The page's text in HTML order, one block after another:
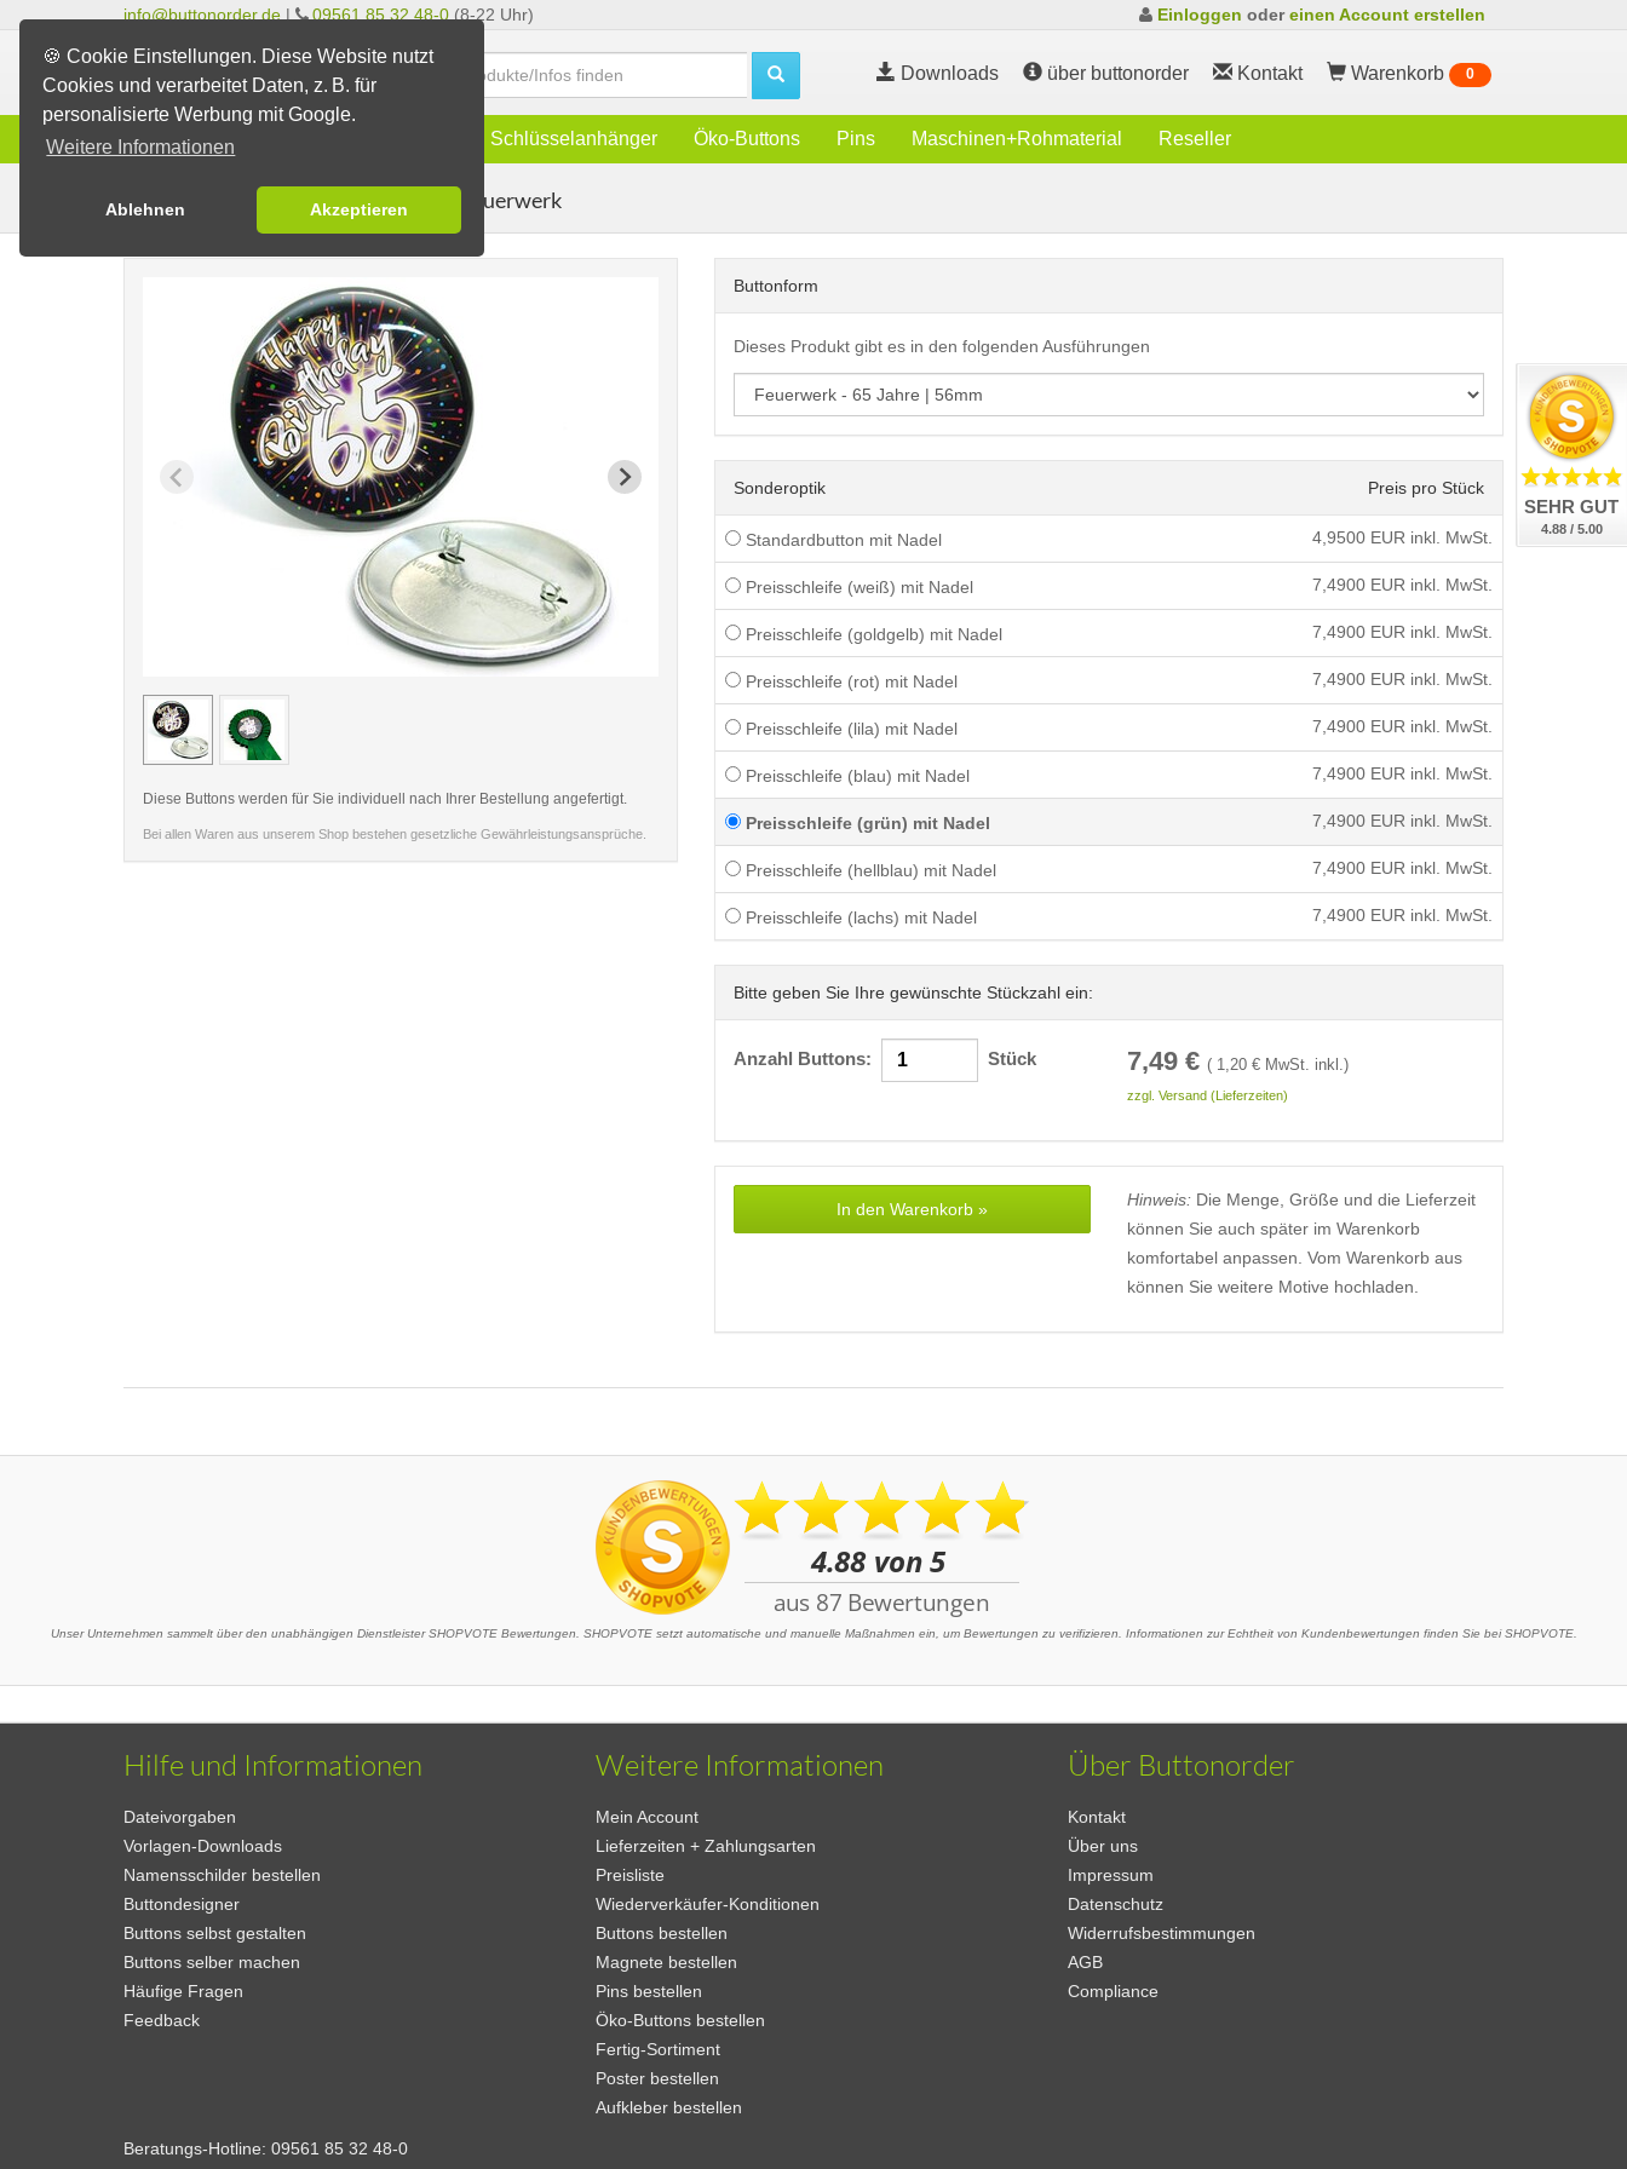
🍪 Cookie Einstellungen. Diese Website nutzt
Cookies und verarbeitet Daten, z. B. für
personalisierte Werbung mit Google.
Weitere Informationen
Ablehnen Akzeptieren
info@buttonorder.de | 09561 85 32 48-0 (8-22 Uhr) Einloggen odereinen Account erstellen
Downloads über buttonorder Kontakt Warenkorb 0
Infos Schlüsselanhänger Öko-Buttons Pins Maschinen+Rohmaterial Reseller
Fertig-Sortiment Geburtstage Motiv Feuerwerk
< /picture> < /picture>
Diese Buttons werden für Sie individuell nach Ihrer Bestellung angefertigt.
Bei allen Waren aus unserem Shop bestehen gesetzliche Gewährleistungsansprüche.
Buttonform
Dieses Produkt gibt es in den folgenden Ausführungen
Sonderoptik Preis pro Stück
Standardbutton mit Nadel 4,9500 EUR inkl. MwSt.
Preisschleife (weiß) mit Nadel 7,4900 EUR inkl. MwSt.
Preisschleife (goldgelb) mit Nadel 7,4900 EUR inkl. MwSt.
Preisschleife (rot) mit Nadel 7,4900 EUR inkl. MwSt.
Preisschleife (lila) mit Nadel 7,4900 EUR inkl. MwSt.
Preisschleife (blau) mit Nadel 7,4900 EUR inkl. MwSt.
Preisschleife (grün) mit Nadel 7,4900 EUR inkl. MwSt.
Preisschleife (hellblau) mit Nadel 7,4900 EUR inkl. MwSt.
Preisschleife (lachs) mit Nadel 7,4900 EUR inkl. MwSt.
Bitte geben Sie Ihre gewünschte Stückzahl ein:
Anzahl Buttons: Stück 7,49€ ( 1,20€ MwSt. inkl.)
zzgl. Versand (Lieferzeiten)
In den Warenkorb » Hinweis:Die Menge, Größe und die Lieferzeit
können Sie auch später im Warenkorb
komfortabel anpassen. Vom Warenkorb aus
können Sie weitere Motive hochladen.
Unser Unternehmen sammelt über den unabhängigen Dienstleister SHOPVOTE Bewertungen. SHOPVOTE setzt automatische und manuelle Maßnahmen ein, um Bewertungen zu verifizieren. Informationen zur Echtheit von Kundenbewertungen finden Sie bei SHOPVOTE.
Hilfe und Informationen
Dateivorgaben
Vorlagen-Downloads
Namensschilder bestellen
Buttondesigner
Buttons selbst gestalten
Buttons selber machen
Häufige Fragen
Feedback
Weitere Informationen
Mein Account
Lieferzeiten + Zahlungsarten
Preisliste
Wiederverkäufer-Konditionen
Buttons bestellen
Magnete bestellen
Pins bestellen
Öko-Buttons bestellen
Fertig-Sortiment
Poster bestellen
Aufkleber bestellen
Über Buttonorder
Kontakt
Über uns
Impressum
Datenschutz
Widerrufsbestimmungen
AGB
Compliance
Beratungs-Hotline: 09561 85 32 48-0
SEHR GUT
4.88 / 5.00